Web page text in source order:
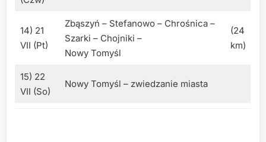
14) 21
VII (Pt)
Zbąszyń – Stefanowo – Chrośnica –
Szarki – Chojniki –
Nowy Tomyśl
(24
km)
15) 22
VII (So)
Nowy Tomyśl – zwiedzanie miasta